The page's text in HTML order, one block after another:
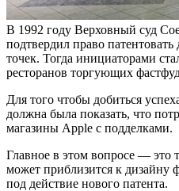
В 1992 году Верховный суд
подтвердил право
точек. Тогда инициаторами
ресторанов торгующих
Для того чтобы добиться
должна была показать, что
магазины Apple с подделками.
Главное в этом вопросе — это
может приблизится к дизайну
под действие нового патента.